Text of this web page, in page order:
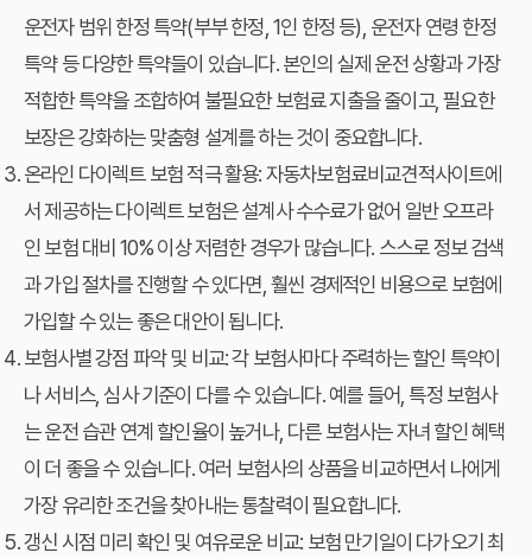
운전자 범위 한정 특약(부부 한정, 1인 한정 등), 운전자 연령 한정
특약 등 다양한 특약들이 있습니다. 본인의 실제 운전 상황과 가장
적합한 특약을 조합하여 불필요한 보험료 지출을 줄이고, 필요한
보장은 강화하는 맞춤형 설계를 하는 것이 중요합니다.
온라인 다이렉트 보험 적극 활용:자동차보험료비교견적사이트에
서 제공하는 다이렉트 보험은 설계사 수수료가 없어 일반 오프라
인 보험 대비 10% 이상 저렴한 경우가 많습니다. 스스로 정보 검색
과 가입 절차를 진행할 수 있다면, 훨씬 경제적인 비용으로 보험에
가입할 수 있는 좋은 대안이 됩니다.
보험사별 강점 파악 및 비교:각 보험사마다 주력하는 할인 특약이
나 서비스, 심사 기준이 다를 수 있습니다. 예를 들어, 특정 보험사
는 운전 습관 연계 할인율이 높거나, 다른 보험사는 자녀 할인 혜택
이 더 좋을 수 있습니다. 여러 보험사의 상품을 비교하면서 나에게
가장 유리한 조건을 찾아내는 통찰력이 필요합니다.
갱신 시점 미리 확인 및 여유로운 비교: 보험 만기일이 다가오기 최